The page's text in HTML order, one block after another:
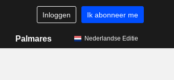
Inloggen Ik abonneer me
Palmares Nederlandse Editie